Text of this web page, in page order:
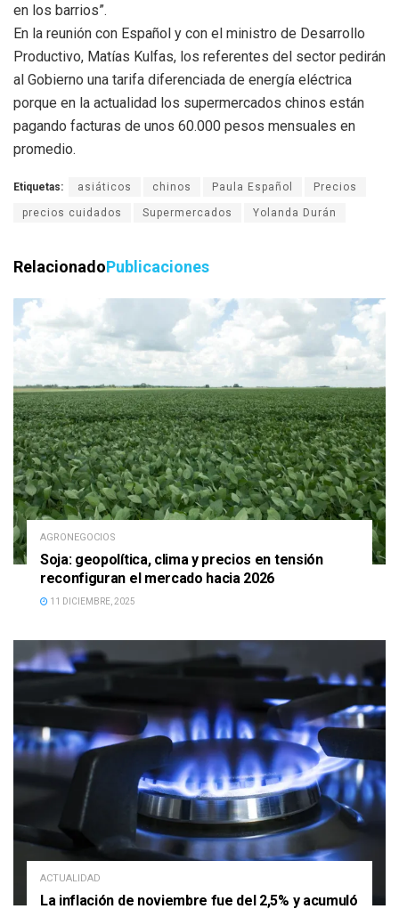
en los barrios”.
En la reunión con Español y con el ministro de Desarrollo
Productivo, Matías Kulfas, los referentes del sector pedirán
al Gobierno una tarifa diferenciada de energía eléctrica
porque en la actualidad los supermercados chinos están
pagando facturas de unos 60.000 pesos mensuales en
promedio.
Etiquetas: asiáticos chinos Paula Español Precios
precios cuidados Supermercados Yolanda Durán
RelacionadoPublicaciones
AGRONEGOCIOS
Soja: geopolítica, clima y precios en tensión
reconfiguran el mercado hacia 2026
11 DICIEMBRE, 2025
ACTUALIDAD
La inflación de noviembre fue del 2,5% y acumuló